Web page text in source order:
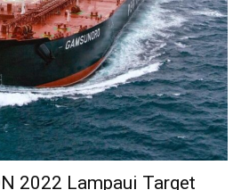
2022 Lampaui Target